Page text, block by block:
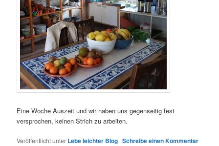
Eine Woche Auszeit und wir haben uns gegenseitig fest
versprochen, keinen Strich zu arbeiten.
Veröffentlicht unter Lebe leichter Blog |Schreibe einen Kommentar